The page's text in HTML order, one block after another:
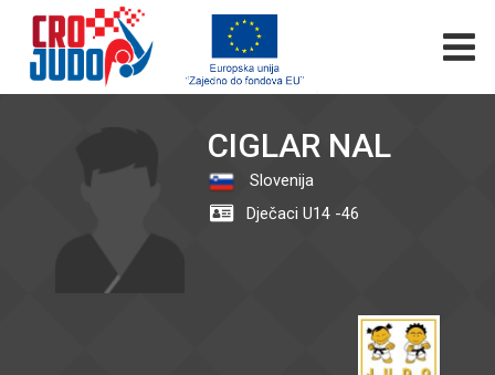
CIGLAR NAL
Slovenija
Dječaci U14 -46